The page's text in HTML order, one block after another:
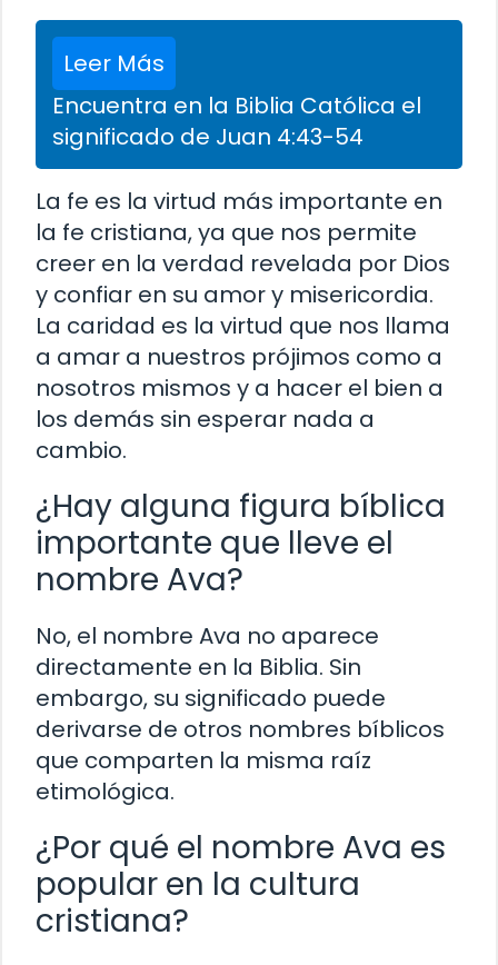
Leer Más
Encuentra en la Biblia Católica el
significado de Juan 4:43-54
La fe es la virtud más importante en
la fe cristiana, ya que nos permite
creer en la verdad revelada por Dios
y confiar en su amor y misericordia.
La caridad es la virtud que nos llama
a amar a nuestros prójimos como a
nosotros mismos y a hacer el bien a
los demás sin esperar nada a
cambio.
¿Hay alguna figura bíblica
importante que lleve el
nombre Ava?
No, el nombre Ava no aparece
directamente en la Biblia. Sin
embargo, su significado puede
derivarse de otros nombres bíblicos
que comparten la misma raíz
etimológica.
¿Por qué el nombre Ava es
popular en la cultura
cristiana?